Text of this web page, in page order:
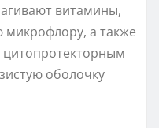
витамины,
а также
оболочку